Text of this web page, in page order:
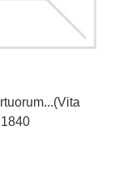
1840